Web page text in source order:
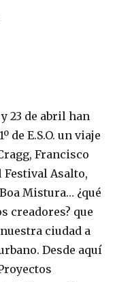
23 de abril han
de E.S.O. un viaje
Francisco
Asalto,
Mistura… ¿qué
creadores? que
ciudad a
Desde aquí